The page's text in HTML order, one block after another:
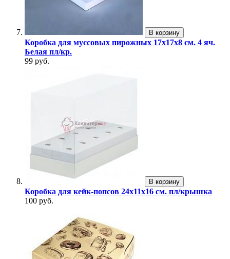
В корзину
Коробка для муссовых пирожных 17х17х8 см. 4 яч.
Белая пл/кр.
99 руб.
В корзину
Коробка для кейк-попсов 24х11х16 см. пл/крышка
100 руб.